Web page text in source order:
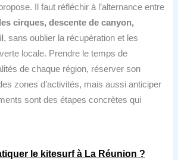
Il faut réfléchir à l’alternance entre
cirques, descente de canyon,
, sans oublier la récupération et les
locale. Prendre le temps de
de chaque région, réserver son
zones d’activités, mais aussi anticiper
sont des étapes concrètes qui
le kitesurf à La Réunion ?